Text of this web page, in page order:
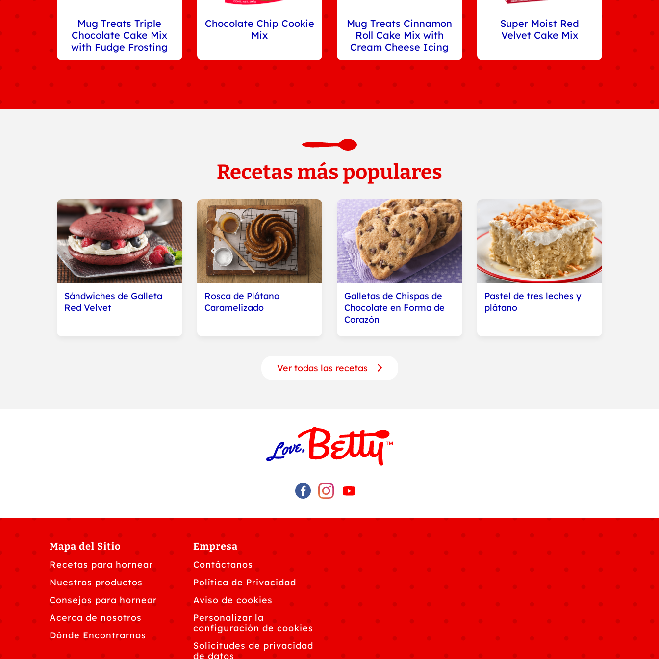
Mug Treats Triple
Chocolate Cake Mix
with Fudge Frosting
Chocolate Chip Cookie
Mix
Mug Treats Cinnamon
Roll Cake Mix with
Cream Cheese Icing
Super Moist Red
Velvet Cake Mix
Recetas más populares
Sándwiches de Galleta
Red Velvet
Rosca de Plátano
Caramelizado
Galletas de Chispas de
Chocolate en Forma de
Corazón
Pastel de tres leches y
plátano
Ver todas las recetas
Mapa del Sitio
Recetas para hornear
Nuestros productos
Consejos para hornear
Acerca de nosotros
Dónde Encontrarnos
Empresa
Contáctanos
Política de Privacidad
Aviso de cookies
Personalizar la
configuración de cookies
Solicitudes de privacidad
de datos